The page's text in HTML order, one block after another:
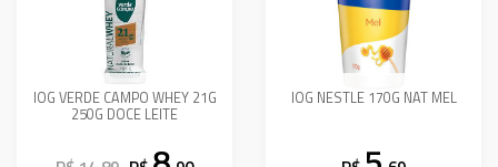
IOG VERDE CAMPO WHEY 21G
250G DOCE LEITE
IOG NESTLE 170G NAT MEL